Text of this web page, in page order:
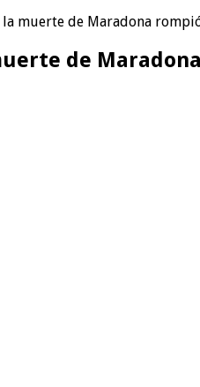
la muerte de Maradona
de